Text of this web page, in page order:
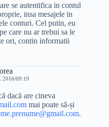
se autentifica in contul
insa mesajele in
conturi. Cel putin, eu
care nu ar trebui sa le
ori, contin informatii
2016/09:19
dacă are cineva
mai poate să-și
.